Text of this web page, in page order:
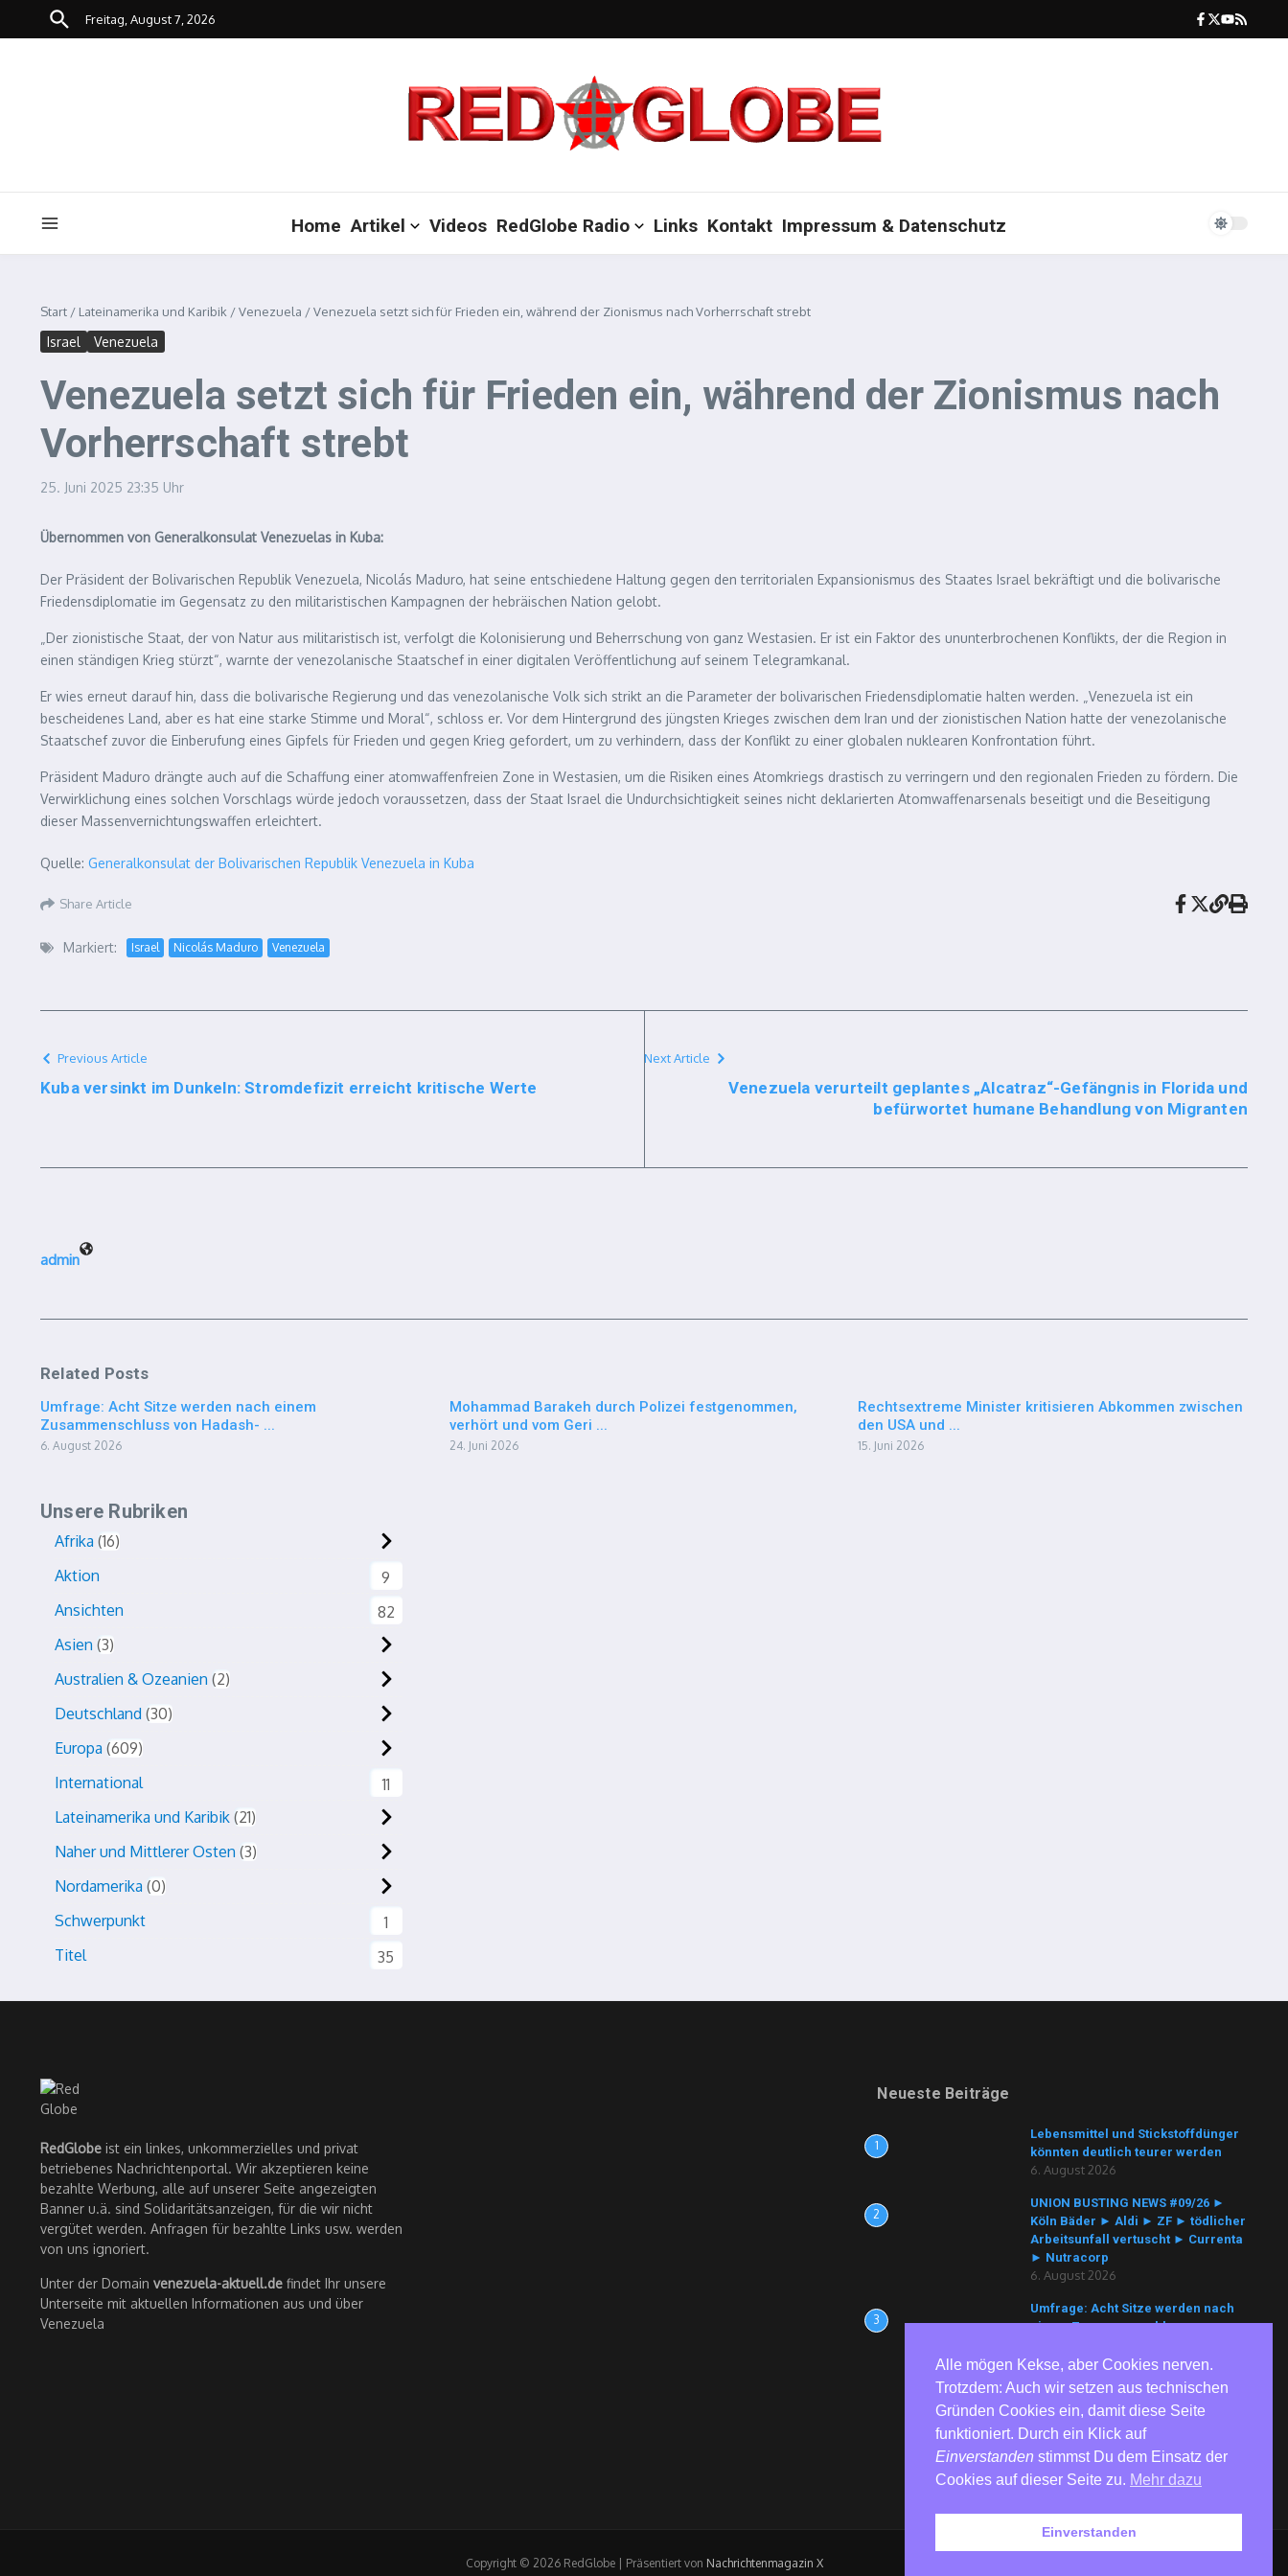
Zum Inhalt springen
Freitag, August 7, 2026
Home Artikel Videos RedGlobe Radio Links Kontakt Impressum & Datenschutz
Start / Lateinamerika und Karibik /Venezuela /Venezuela setzt sich für Frieden ein, während der Zionismus nach Vorherrschaft strebt
Israel Venezuela
Venezuela setzt sich für Frieden ein, während der Zionismus nach
Vorherrschaft strebt
25. Juni 2025 23:35 Uhr
Übernommen von Generalkonsulat Venezuelas in Kuba:
Der Präsident der Bolivarischen Republik Venezuela, Nicolás Maduro, hat seine entschiedene Haltung gegen den territorialen Expansionismus des Staates Israel bekräftigt und die bolivarische
Friedensdiplomatie im Gegensatz zu den militaristischen Kampagnen der hebräischen Nation gelobt.
„Der zionistische Staat, der von Natur aus militaristisch ist, verfolgt die Kolonisierung und Beherrschung von ganz Westasien. Er ist ein Faktor des ununterbrochenen Konflikts, der die Region in
einen ständigen Krieg stürzt“, warnte der venezolanische Staatschef in einer digitalen Veröffentlichung auf seinem Telegramkanal.
Er wies erneut darauf hin, dass die bolivarische Regierung und das venezolanische Volk sich strikt an die Parameter der bolivarischen Friedensdiplomatie halten werden. „Venezuela ist ein
bescheidenes Land, aber es hat eine starke Stimme und Moral“, schloss er. Vor dem Hintergrund des jüngsten Krieges zwischen dem Iran und der zionistischen Nation hatte der venezolanische
Staatschef zuvor die Einberufung eines Gipfels für Frieden und gegen Krieg gefordert, um zu verhindern, dass der Konflikt zu einer globalen nuklearen Konfrontation führt.
Präsident Maduro drängte auch auf die Schaffung einer atomwaffenfreien Zone in Westasien, um die Risiken eines Atomkriegs drastisch zu verringern und den regionalen Frieden zu fördern. Die
Verwirklichung eines solchen Vorschlags würde jedoch voraussetzen, dass der Staat Israel die Undurchsichtigkeit seines nicht deklarierten Atomwaffenarsenals beseitigt und die Beseitigung
dieser Massenvernichtungswaffen erleichtert.
Quelle: Generalkonsulat der Bolivarischen Republik Venezuela in Kuba
Share Article
Markiert: Israel Nicolás Maduro Venezuela
Previous Article
Kuba versinkt im Dunkeln: Stromdefizit erreicht kritische Werte
Next Article
Venezuela verurteilt geplantes „Alcatraz“-Gefängnis in Florida und
befürwortet humane Behandlung von Migranten
admin
Related Posts
Umfrage: Acht Sitze werden nach einem
Zusammenschluss von Hadash- ...
6. August 2026
Mohammad Barakeh durch Polizei festgenommen,
verhört und vom Geri ...
24. Juni 2026
Rechtsextreme Minister kritisieren Abkommen zwischen
den USA und ...
15. Juni 2026
Unsere Rubriken
Afrika 16
Aktion
9
Ansichten
82
Asien 3
Australien & Ozeanien 2
Deutschland 30
Europa 609
International
11
Lateinamerika und Karibik 21
Naher und Mittlerer Osten 3
Nordamerika 0
Schwerpunkt
1
Titel
35
RedGlobe ist ein linkes, unkommerzielles und privat
betriebenes Nachrichtenportal. Wir akzeptieren keine
bezahlte Werbung, alle auf unserer Seite angezeigten
Banner u.ä. sind Solidaritätsanzeigen, für die wir nicht
vergütet werden. Anfragen für bezahlte Links usw. werden
von uns ignoriert.
Unter der Domain venezuela-aktuell.de findet Ihr unsere
Unterseite mit aktuellen Informationen aus und über
Venezuela
Neueste Beiträge
1
Lebensmittel und Stickstoffdünger
könnten deutlich teurer werden
6. August 2026
2
UNION BUSTING NEWS #09/26 ►
Köln Bäder ► Aldi ► ZF ► tödlicher
Arbeitsunfall vertuscht ► Currenta
► Nutracorp
6. August 2026
3
Umfrage: Acht Sitze werden nach
einem Zusammenschluss von
6. August 2026
Copyright © 2026 RedGlobe | Präsentiert von Nachrichtenmagazin X
Alle mögen Kekse, aber Cookies nerven.
Trotzdem: Auch wir setzen aus technischen
Gründen Cookies ein, damit diese Seite
funktioniert. Durch ein Klick auf
Einverstanden stimmst Du dem Einsatz der
Cookies auf dieser Seite zu. Mehr dazu
Einverstanden